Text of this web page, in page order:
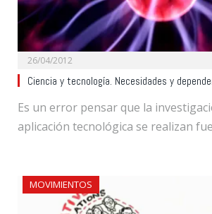
26/04/2012
Ciencia y tecnología. Necesidades y
Es un error pensar que la
aplicación tecnológica se realizan
MOVIMIENTOS